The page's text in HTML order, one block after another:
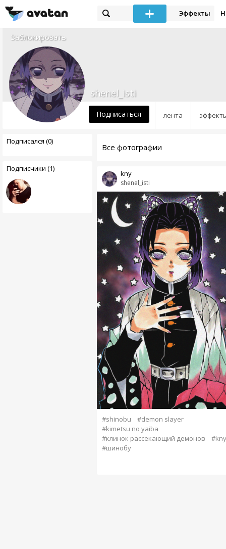
Эффекты
Заблокировать
лента
shenel_isti
Подписаться
Подписался (0)
Подписчики (1)
Все фотографии
shenel_isti
kny
#shinobu
#demon slayer
#kimetsu no yaiba
#клинок рассекающий демонов
#kny
#шинобу